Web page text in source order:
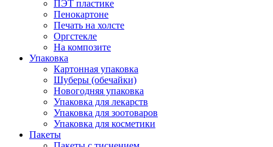
ПЭТ пластике
Пенокартоне
Печать на холсте
Оргстекле
На композите
Упаковка
Картонная упаковка
Шуберы (обечайки)
Новогодняя упаковка
Упаковка для лекарств
Упаковка для зоотоваров
Упаковка для косметики
Пакеты